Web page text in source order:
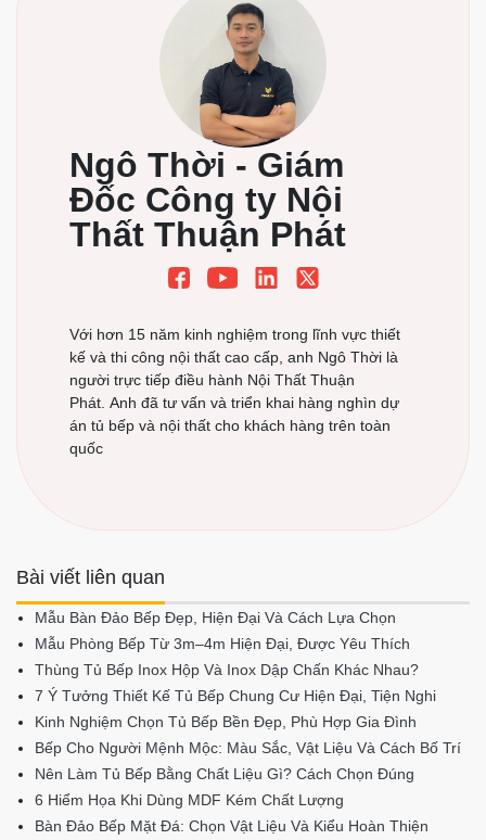
Ngô Thời - Giám
Đốc Công ty Nội
Thất Thuận Phát
Với hơn 15 năm kinh nghiệm trong lĩnh vực thiết
kế và thi công nội thất cao cấp, anh Ngô Thời là
người trực tiếp điều hành Nội Thất Thuận
Phát. Anh đã tư vấn và triển khai hàng nghìn dự
án tủ bếp và nội thất cho khách hàng trên toàn
quốc
Bài viết liên quan
Mẫu Bàn Đảo Bếp Đẹp, Hiện Đại Và Cách Lựa Chọn
Mẫu Phòng Bếp Từ 3m–4m Hiện Đại, Được Yêu Thích
Thùng Tủ Bếp Inox Hộp Và Inox Dập Chấn Khác Nhau?
7 Ý Tưởng Thiết Kế Tủ Bếp Chung Cư Hiện Đại, Tiện Nghi
Kinh Nghiệm Chọn Tủ Bếp Bền Đẹp, Phù Hợp Gia Đình
Bếp Cho Người Mệnh Mộc: Màu Sắc, Vật Liệu Và Cách Bố Trí
Nên Làm Tủ Bếp Bằng Chất Liệu Gì? Cách Chọn Đúng
6 Hiểm Họa Khi Dùng MDF Kém Chất Lượng
Bàn Đảo Bếp Mặt Đá: Chọn Vật Liệu Và Kiểu Hoàn Thiện